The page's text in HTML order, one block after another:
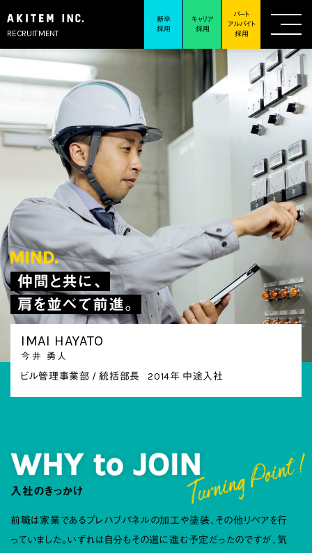
RECRUITMENT
新卒
採用
キャリア
採用
パート
アルバイト
採用
仲間と共に、
肩を並べて前進。
IMAI HAYATO
今井 勇人
ビル管理事業部 / 統括部長 2014年 中途入社
入社のきっかけ
前職は家業であるプレハブパネルの加工や塗装、その他リペアを行
っていました。いずれは自分もその道に進む予定だったのですが、気